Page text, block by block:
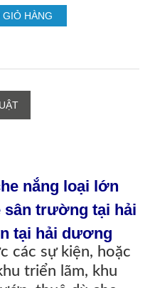
nắng loại lớn
sân trường tại hải
tại hải dương
các sự kiện, hoặc
triển lãm, khu